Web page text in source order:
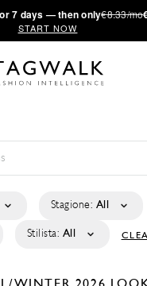
7 days — then only€8.33/mo
START NOW
Stagione: All
Stilista: All